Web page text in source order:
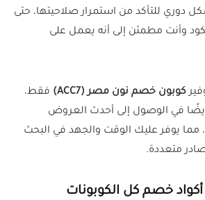
دوري للتأكد من استمرار صلاحيتها، حتى
وأنت مطمئن إلى أنه يعمل على
كوبون خصم نون مصر (ACC7)
فقط،
في الوصول إلى أحدث العروض
مما يوفر عليك الوقت والجهد في البحث
متعددة.
خصم كل الكوبونات